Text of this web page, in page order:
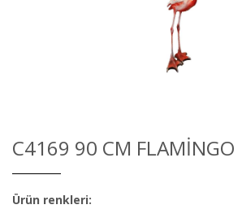
C4169 90 CM FLAMINGO
Ürün renkleri: